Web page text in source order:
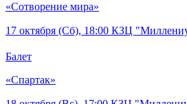
«Сотворение мира»
17 октября (Сб), 18:00 КЗЦ
Балет
«Спартак»